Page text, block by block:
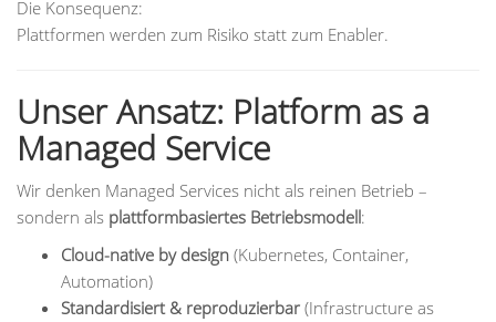
Die Konsequenz:
Plattformen werden zum Risiko statt zum Enabler.
Unser Ansatz: Platform as a
Managed Service
Wir denken Managed Services nicht als reinen Betrieb –
sondern als plattformbasiertes Betriebsmodell:
Cloud-native by design (Kubernetes, Container,
Automation)
Standardisiert & reproduzierbar (Infrastructure as